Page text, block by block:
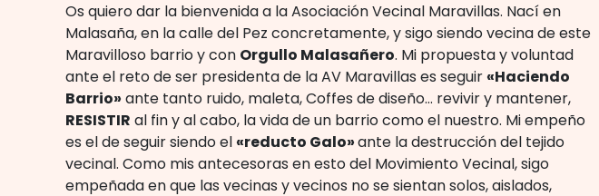
Os quiero dar la bienvenida a la Asociación Vecinal Maravillas. Nací en
Malasaña, en la calle del Pez concretamente, y sigo siendo vecina de este
Maravilloso barrio y con Orgullo Malasañero. Mi propuesta y voluntad
ante el reto de ser presidenta de la AV Maravillas es seguir «Haciendo
Barrio» ante tanto ruido, maleta, Coffes de diseño… revivir y mantener,
RESISTIR al fin y al cabo, la vida de un barrio como el nuestro. Mi empeño
es el de seguir siendo el «reducto Galo»ante la destrucción del tejido
vecinal. Como mis antecesoras en esto del Movimiento Vecinal, sigo
empeñada en que las vecinas y vecinos no se sientan solos, aislados,